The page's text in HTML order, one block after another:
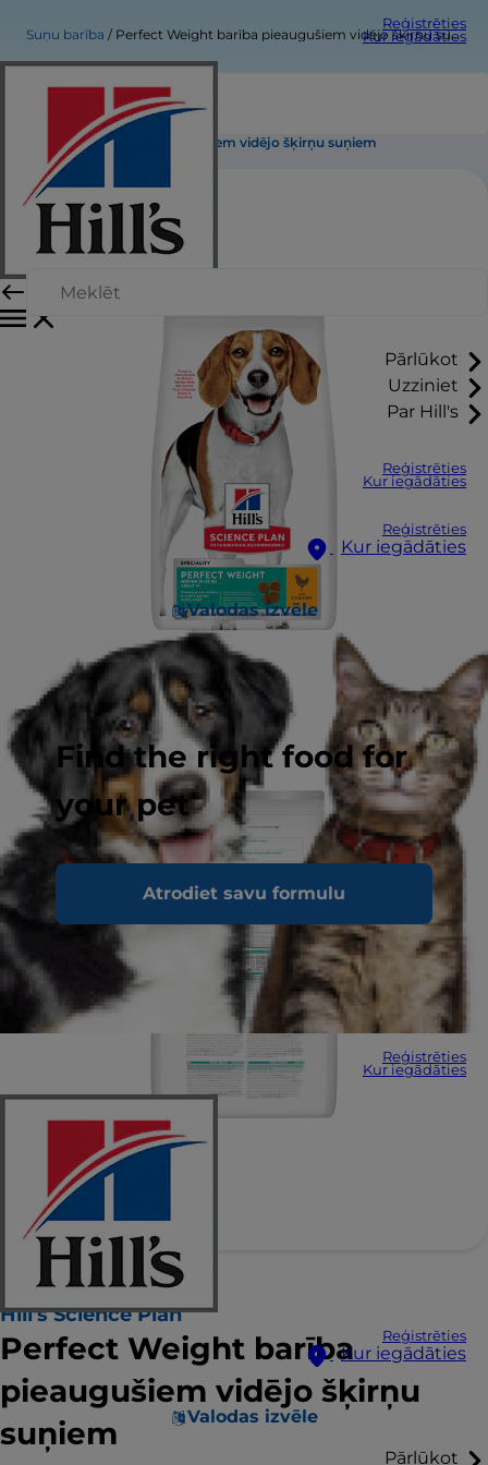
Reģistrēties
Kur iegādāties
Pārlūkot
Uzziniet
Par Hill's
Reģistrēties
Kur iegādāties
Reģistrēties
Kur iegādāties
Valodas izvēle
Find the right food for
your pet
Atrodiet savu formulu
Reģistrēties
Kur iegādāties
Reģistrēties
Kur iegādāties
Valodas izvēle
Pārlūkot
Suņu barība Perfect Weight barība pieaugušiem vidējo šķirņu suņiem
Perfect Weight barība pieaugušiem vidējo šķirņu suņiem
Hill's Science Plan
Perfect Weight barība
pieaugušiem vidējo šķirņu
suņiem